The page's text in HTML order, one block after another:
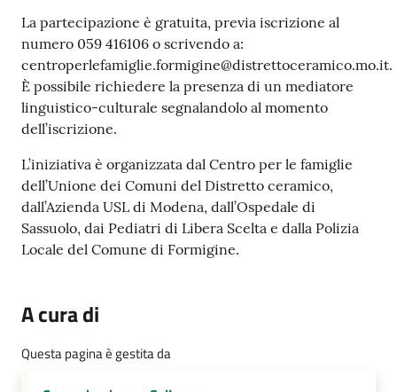
La partecipazione è gratuita, previa iscrizione al
numero 059 416106 o scrivendo a:
centroperlefamiglie.formigine@distrettoceramico.mo.it.
È possibile richiedere la presenza di un mediatore
linguistico-culturale segnalandolo al momento
dell’iscrizione.
L’iniziativa è organizzata dal Centro per le famiglie
dell’Unione dei Comuni del Distretto ceramico,
dall’Azienda USL di Modena, dall’Ospedale di
Sassuolo, dai Pediatri di Libera Scelta e dalla Polizia
Locale del Comune di Formigine.
A cura di
Questa pagina è gestita da